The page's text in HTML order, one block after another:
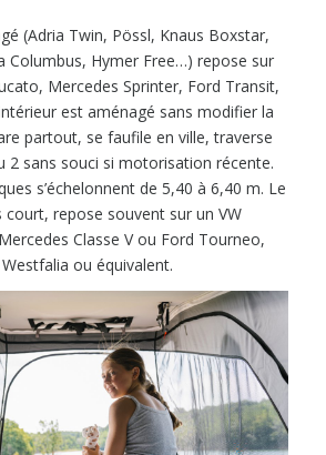
(Adria Twin, Pössl, Knaus Boxstar,
Columbus, Hymer Free…) repose sur
Mercedes Sprinter, Ford Transit,
est aménagé sans modifier la
partout, se faufile en ville, traverse
2 sans souci si motorisation récente.
s’échelonnent de 5,40 à 6,40 m. Le
court, repose souvent sur un VW
Classe V ou Ford Tourneo,
ou équivalent.